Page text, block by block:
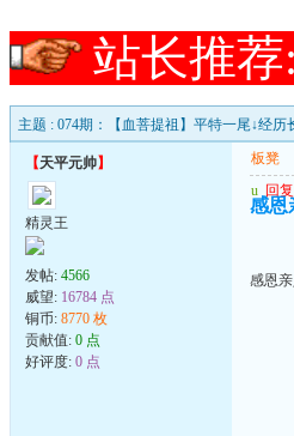
站长推荐
主题 : 074期：【血菩提祖】平特一尾↓经历
【天平元帅】
精灵王
发帖: 4566
威望: 16784 点
铜币: 8770 枚
贡献值: 0 点
好评度: 0 点
板凳
u 回复
感恩
感恩